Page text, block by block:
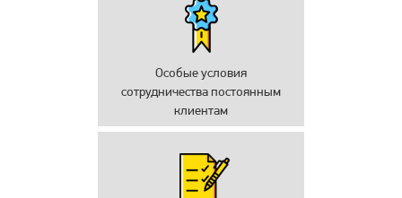
Особые условия
сотрудничества постоянным
клиентам